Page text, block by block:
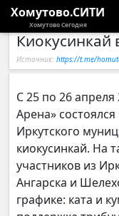
Хомутово.СИТИ
Хомутово Сегодня
Киокусинкай
Источник: https://t.me/
С 25 по 26
Арена»
Иркутского
киокусинкай. На
участников из
Ангарска и
графике: ката и